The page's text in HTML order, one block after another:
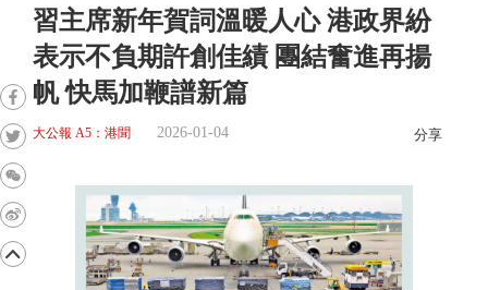
習主席新年賀詞溫暖人心 港政界紛
表示不負期許創佳績 團結奮進再揚
帆 快馬加鞭譜新篇
大公報 A5：港聞 2026-01-04 分享